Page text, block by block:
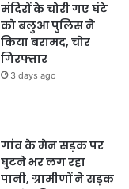
मंदिरों के चोरी गए घंटे
को बलुआ पुलिस ने
किया बरामद, चोर
गिरफ्तार
3 days ago
गांव के मेन सड़क पर
घुटने भर लग रहा
पानी, ग्रामीणों ने सड़क